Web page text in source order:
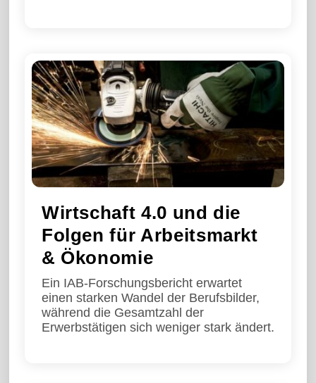
Wirtschaft 4.0 und die
Folgen für Arbeitsmarkt
& Ökonomie
Ein IAB-Forschungsbericht erwartet
einen starken Wandel der Berufsbilder,
während die Gesamtzahl der
Erwerbstätigen sich weniger stark ändert.